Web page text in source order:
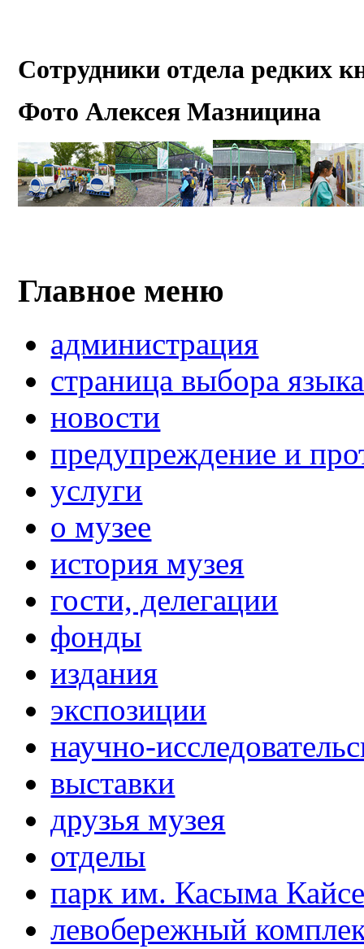
Сотрудники отдела редких
Фото Алексея Мазницина
Главное меню
администрация
страница выбора языка
новости
предупреждение и
услуги
о музее
история музея
гости, делегации
фонды
издания
экспозиции
научно-
выставки
друзья музея
отделы
парк им. Касыма
левобережный